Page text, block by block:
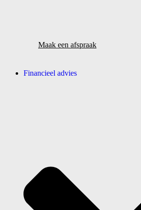
Maak een afspraak
Financieel advies